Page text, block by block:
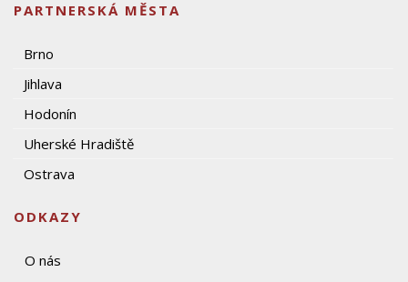
PARTNERSKÁ MĚSTA
Brno
Jihlava
Hodonín
Uherské Hradiště
Ostrava
ODKAZY
O nás